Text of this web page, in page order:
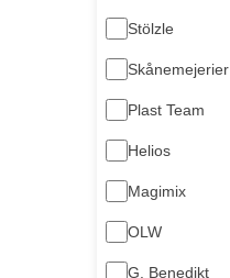
Stölzle
Skånemejerier
Plast Team
Helios
Magimix
OLW
G. Benedikt